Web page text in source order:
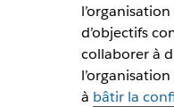
d’objectifs
collaborer à
à bâtir la